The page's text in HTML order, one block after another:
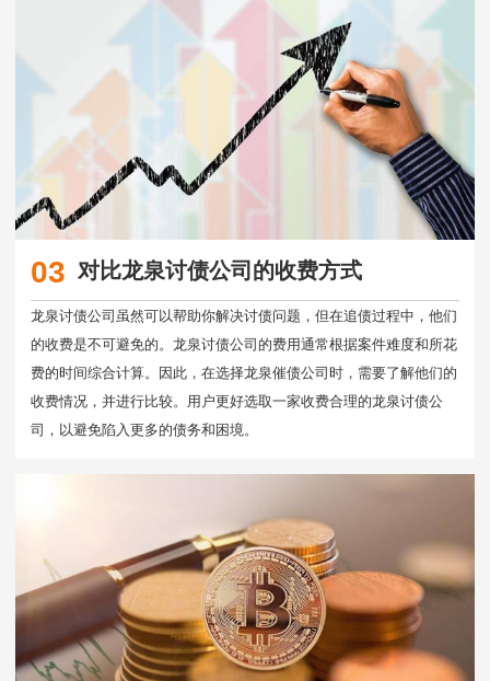
03 对比龙泉讨债公司的收费方式
龙泉讨债公司虽然可以帮助你解决讨债问题，但在追债过程中，他们
的收费是不可避免的。龙泉讨债公司的费用通常根据案件难度和所花
费的时间综合计算。因此，在选择龙泉催债公司时，需要了解他们的
收费情况，并进行比较。用户更好选取一家收费合理的龙泉讨债公
司，以避免陷入更多的债务和困境。